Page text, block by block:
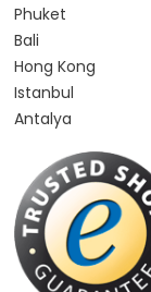
Phuket
Bali
Hong Kong
Istanbul
Antalya